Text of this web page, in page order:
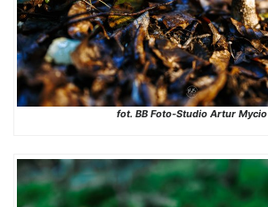
fot. BB Foto-Studio Artur Mycio